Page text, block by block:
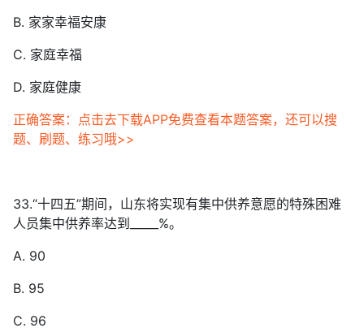
B. 家家幸福安康
C. 家庭幸福
D. 家庭健康
正确答案：点击去下载APP免费查看本题答案，还可以搜
题、刷题、练习哦>>
33.“十四五”期间，山东将实现有集中供养意愿的特殊困难
人员集中供养率达到_____%。
A. 90
B. 95
C. 96